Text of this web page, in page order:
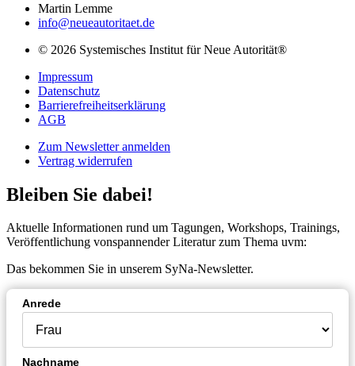
Martin Lemme
info@neueautoritaet.de
© 2026 Systemisches Institut für Neue Autorität®
Impressum
Datenschutz
Barrierefreiheitserklärung
AGB
Zum Newsletter anmelden
Vertrag widerrufen
Bleiben Sie dabei!
Aktuelle Informationen rund um Tagungen, Workshops, Trainings,
Veröffentlichung vonspannender Literatur zum Thema uvm:
Das bekommen Sie in unserem SyNa-Newsletter.
Anrede
Nachname